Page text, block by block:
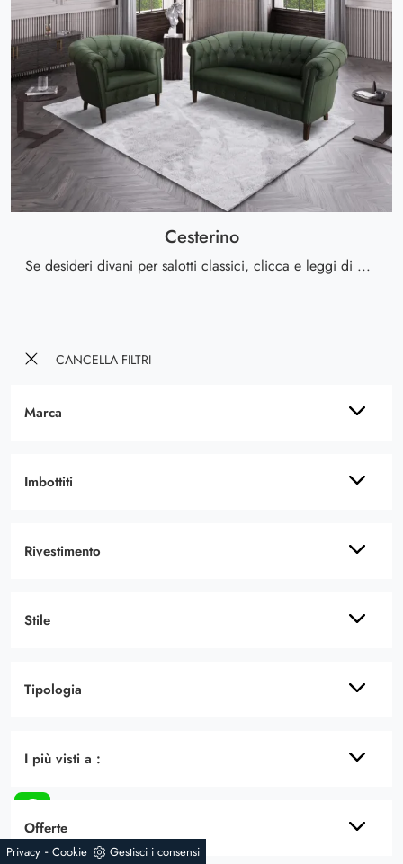
CANCELLA FILTRI
Marca
Imbottiti
Rivestimento
Stile
Tipologia
I più visti a :
Offerte
Cesterino
Se desideri divani per salotti classici, clicca e leggi di più sul modello Cesterino in pelle dell'azienda Cuborosso.
Privacy - Cookie Gestisci i consensi